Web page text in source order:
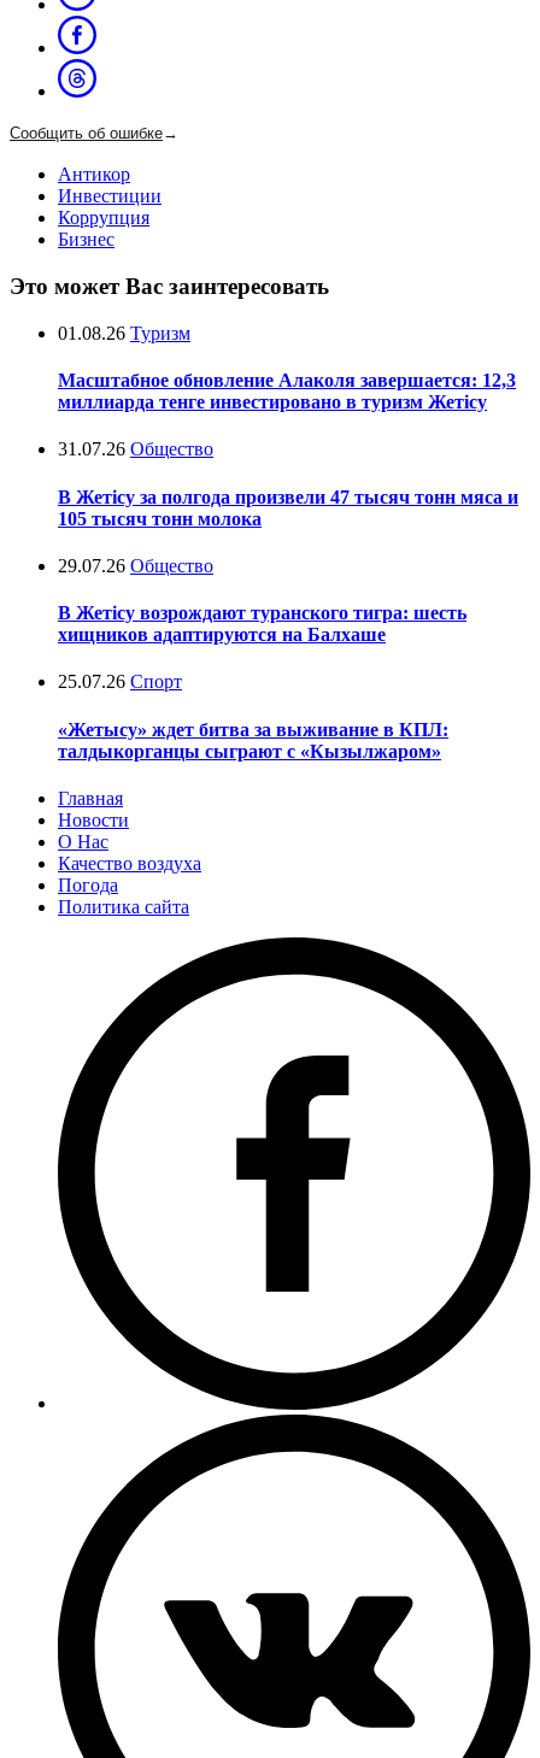
Сообщить об ошибке→
Антикор
Инвестиции
Коррупция
Бизнес
Это может Вас заинтересовать
01.08.26 Туризм
Масштабное обновление Алаколя завершается: 12,3
миллиарда тенге инвестировано в туризм Жетісу
31.07.26 Общество
В Жетісу за полгода произвели 47 тысяч тонн мяса и
105 тысяч тонн молока
29.07.26 Общество
В Жетісу возрождают туранского тигра: шесть
хищников адаптируются на Балхаше
25.07.26 Спорт
«Жетысу» ждет битва за выживание в КПЛ:
талдыкорганцы сыграют с «Кызылжаром»
Главная
Новости
О Нас
Качество воздуха
Погода
Политика сайта